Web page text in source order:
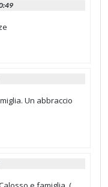
Un abbraccio